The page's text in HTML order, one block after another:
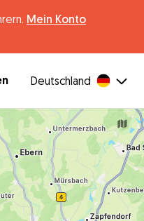
Mein Konto
Deutschland